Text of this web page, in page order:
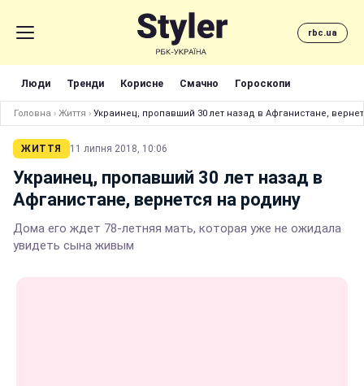
rbc.ua
Люди Тренди Корисне Смачно Гороскопи
Головна › Життя › Украинец, пропавший 30 лет назад в Афганистане,
ЖИТТЯ 11 липня 2018, 10:06
Украинец, пропавший 30 лет назад в
Афганистане, вернется на родину
Дома его ждет 78-летняя мать, которая уже не ожидала
увидеть сына живым